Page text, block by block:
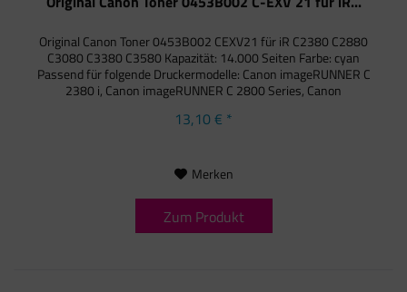
Original Canon Toner 0453B002 CEXV21 für iR C2380 C2880
C3080 C3380 C3580 Kapazität: 14.000 Seiten Farbe: cyan
Passend für folgende Druckermodelle: Canon imageRUNNER C
2380 i, Canon imageRUNNER C 2800 Series, Canon
13,10 € *
Merken
Zum Produkt